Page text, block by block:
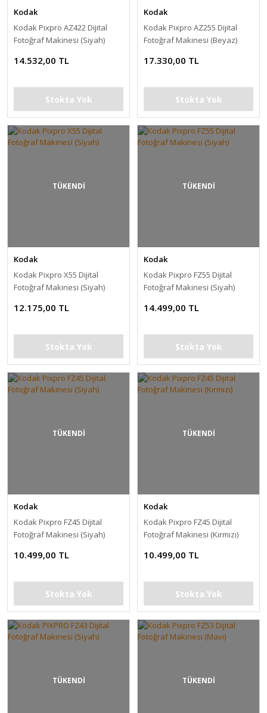
Kodak
Kodak Pixpro AZ422 Dijital
Fotoğraf Makinesi (Siyah)
14.532,00 TL
Stokta Yok
Kodak
Kodak Pixpro AZ255 Dijital
Fotoğraf Makinesi (Beyaz)
17.330,00 TL
Stokta Yok
TÜKENDİ
Kodak
Kodak Pixpro X55 Dijital
Fotoğraf Makinesi (Siyah)
12.175,00 TL
Stokta Yok
TÜKENDİ
Kodak
Kodak Pixpro FZ55 Dijital
Fotoğraf Makinesi (Siyah)
14.499,00 TL
Stokta Yok
TÜKENDİ
Kodak
Kodak Pixpro FZ45 Dijital
Fotoğraf Makinesi (Siyah)
10.499,00 TL
Stokta Yok
TÜKENDİ
Kodak
Kodak Pixpro FZ45 Dijital
Fotoğraf Makinesi (Kırmızı)
10.499,00 TL
Stokta Yok
TÜKENDİ TÜKENDİ